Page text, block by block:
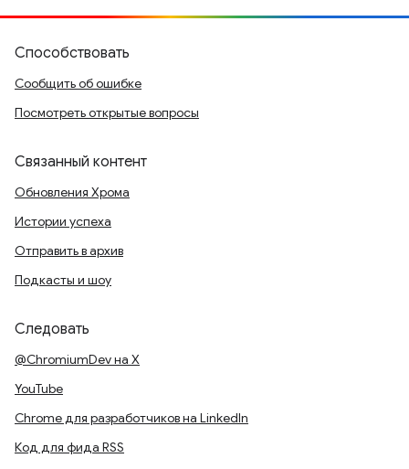
Способствовать
Сообщить об ошибке
Посмотреть открытые вопросы
Связанный контент
Обновления Хрома
Истории успеха
Отправить в архив
Подкасты и шоу
Следовать
@ChromiumDev на X
YouTube
Chrome для разработчиков на LinkedIn
Код для фида RSS